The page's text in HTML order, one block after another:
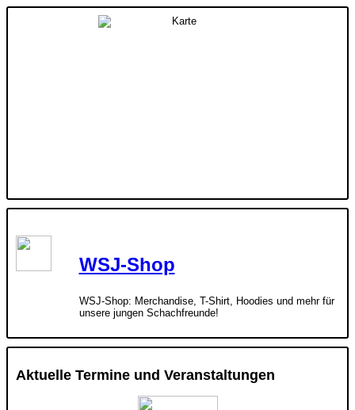
WSJ-Shop
WSJ-Shop: Merchandise, T-Shirt, Hoodies und mehr für
unsere jungen Schachfreunde!
Aktuelle Termine und Veranstaltungen